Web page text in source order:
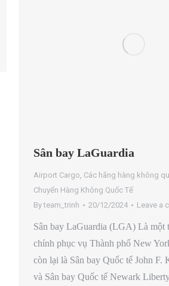
Sân bay LaGuardia
Airport Cargo, Các hãng hàng không
Chuyển Hàng Không Quốc Tế
Byteam_trinh 20/12/2024 Leave a
Sân bay LaGuardia (LGA) Là một
chính phục vụ Thành phố New
còn lại là Sân bay Quốc tế John F.
và Sân bay Quốc tế Newark